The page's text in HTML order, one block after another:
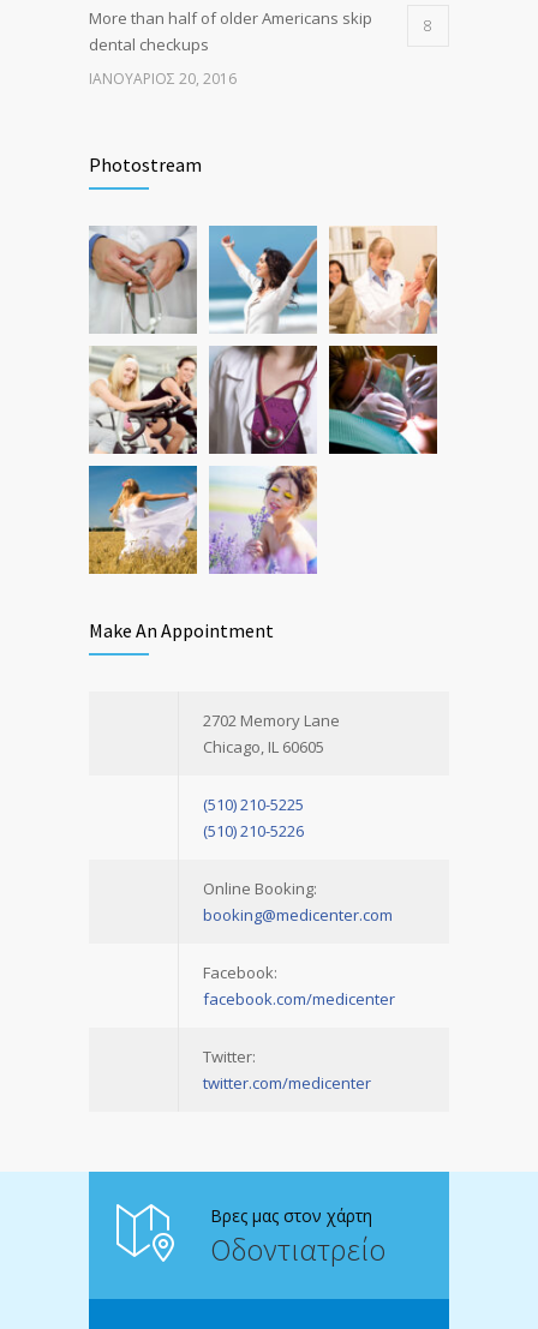
More than half of older Americans skip
dental checkups
8
ΙΑΝΟΥΆΡΙΟΣ 20, 2016
controlling asthma
Researchers identify mechanism of
oncogene action in lung cancer
7
ΦΕΒΡΟΥΆΡΙΟΣ 26, 2016
Photostream
Make An Appointment
2702 Memory Lane
Chicago, IL 60605
(510) 210-5225
(510) 210-5226
Online Booking:
booking@medicenter.com
Facebook:
facebook.com/medicenter
Twitter:
twitter.com/medicenter
Βρες μας στον χάρτη
Οδοντιατρείο